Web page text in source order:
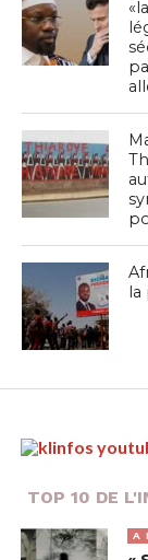
la
TOP 10 DE